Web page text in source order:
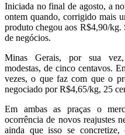
Iniciada no final de agosto, a
ontem quando, corrigido mais
produto chegou aos R$4,90/kg.
de negócios.
Minas Gerais, por sua vez,
modestas, de cinco centavos.
vezes, o que faz com que o
negociado por R$4,65/kg, 25
Em ambas as praças o
ocorrência de novos reajustes
ainda que isso se concretize,